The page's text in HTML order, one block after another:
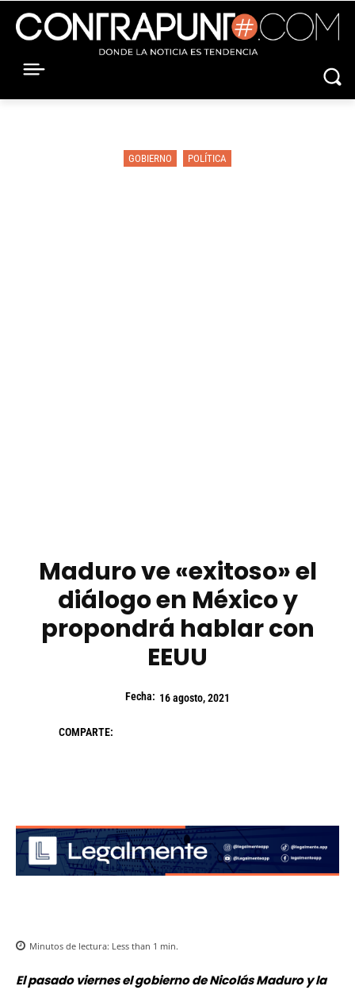
GOBIERNO POLÍTICA
Maduro ve «exitoso» el
diálogo en México y
propondrá hablar con
EEUU
Fecha: 16 agosto, 2021
COMPARTE:
Minutos de lectura: Less than 1 min.
El pasado viernes el gobierno de Nicolás Maduro y la